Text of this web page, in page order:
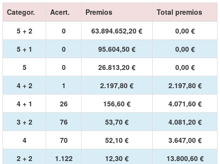
Categor. Acert. Premios
Total premios
5 + 2
0 63.894.652,20 €
0,00 €
5 + 1
0 95.604,50 €
0,00 €
5
0 26.813,20 €
0,00 €
4 + 2
1 2.197,80 €
2.197,80 €
4 + 1
26 156,60 €
4.071,60 €
3 + 2
76 53,70 €
4.081,20 €
4
70 52,10 €
3.647,00 €
2 + 2
1.122 12,30 €
13.800,60 €